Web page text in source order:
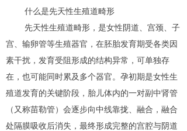
什么是先天性生殖道畸形
先天性生殖道畸形，是女性阴道、宫颈、子
宫、输卵管等生殖器官，在胚胎发育期受各类因
素干扰，发育受阻形成的结构异常，可单独存
在，也可能同时累及多个器官。孕初期是女性生
殖道发育的关键阶段，胎儿体内的一对副中肾管
（又称苗勒管）会逐步向中线靠拢、融合，融合
处隔膜吸收后消失，最终形成完整的宫腔与阴道